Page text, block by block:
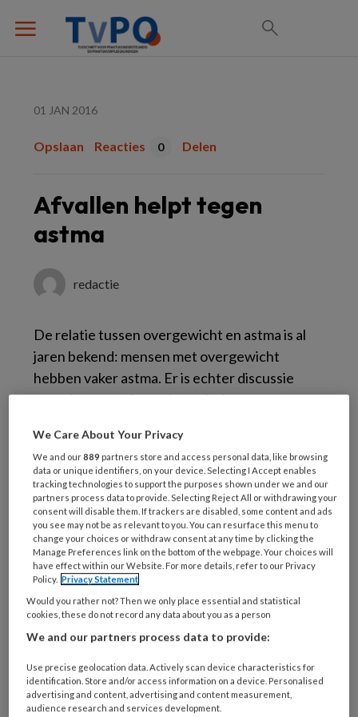
01 JAN 2016
Opslaan Reacties 0 Delen
Afvallen helpt tegen
astma
redactie
De relatie tussen overgewicht en astma is al
jaren bekend: mensen met overgewicht
hebben vaker astma. Er is echter discussie
over de vraag of er ook sprake is van een
en wat het gevolg. Eén onderzoek bij
volwassen vrouwen liet zien dat
gewichtstoename leidde tot een grotere kans
op astma op latere leeftijd. Ook de toename
van astma bij kinderen zou wel eens
gerelateerd kunnen zijn aan de stijgende
prevalentie van overgewicht.
Maar zou gewichtsreductie ook gunstige
effecten hebben op de astma? Een groep
Amerikaanse onderzoekers zetten in een
onderzoek op een rijtje, waarbij naar
gewichtsafname werd gekeken en astma één
We Care About Your Privacy
We and our889 partners store and access personal data, like browsing
data or unique identifiers, on your device. Selecting I Accept enables
tracking technologies to support the purposes shown under we and our
partners process data to provide. Selecting Reject All or withdrawing your
consent will disable them. If trackers are disabled, some content and ads
you see may not be as relevant to you. You can resurface this menu to
change your choices or withdraw consent at any time by clicking the
Manage Preferences link on the bottom of the webpage. Your choices will
have effect within our Website. For more details, refer to our Privacy
Policy. Privacy Statement
Would you rather not? Then we only place essential and statistical
cookies, these do not record any data about you as a person
We and our partners process data to provide:
Use precise geolocation data. Actively scan device characteristics for
identification. Store and/or access information on a device. Personalised
advertising and content, advertising and content measurement,
audience research and services development.